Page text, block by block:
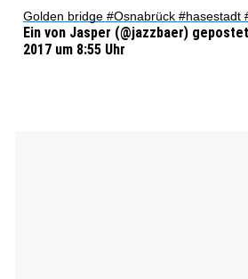
Golden bridge #Osnabrück #hasestadt
Ein von Jasper (@jazzbaer)
2017 um 8:55 Uhr